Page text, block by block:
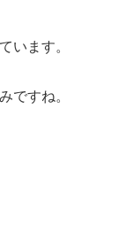
います。
ですね。